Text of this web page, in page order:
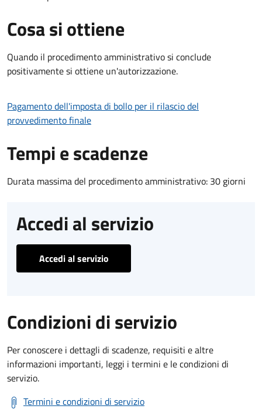
Cosa si ottiene
Quando il procedimento amministrativo si conclude
positivamente si ottiene un'autorizzazione.
Pagamento dell'imposta di bollo per il rilascio del
provvedimento finale
Tempi e scadenze
Durata massima del procedimento amministrativo: 30 giorni
Accedi al servizio
Accedi al servizio
Condizioni di servizio
Per conoscere i dettagli di scadenze, requisiti e altre
informazioni importanti, leggi i termini e le condizioni di
servizio.
Termini e condizioni di servizio